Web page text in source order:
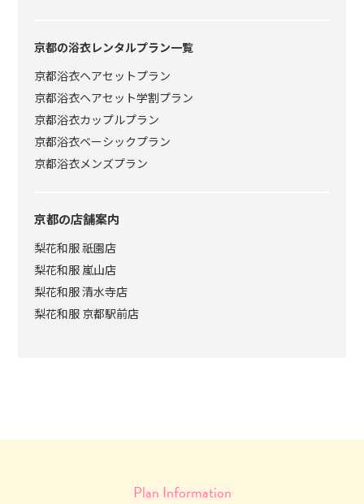
京都の浴衣レンタルプラン一覧
京都浴衣ヘアセットプラン
京都浴衣ヘアセット学割プラン
京都浴衣カップルプラン
京都浴衣ベーシックプラン
京都浴衣メンズプラン
京都の店舗案内
梨花和服 祇園店
梨花和服 嵐山店
梨花和服 清水寺店
梨花和服 京都駅前店
Plan Information